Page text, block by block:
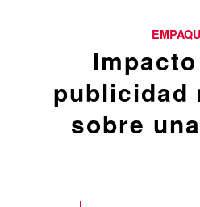
publicidad
sobre